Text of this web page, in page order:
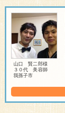
山口 賢二郎様
３０代 美容師
我孫子市